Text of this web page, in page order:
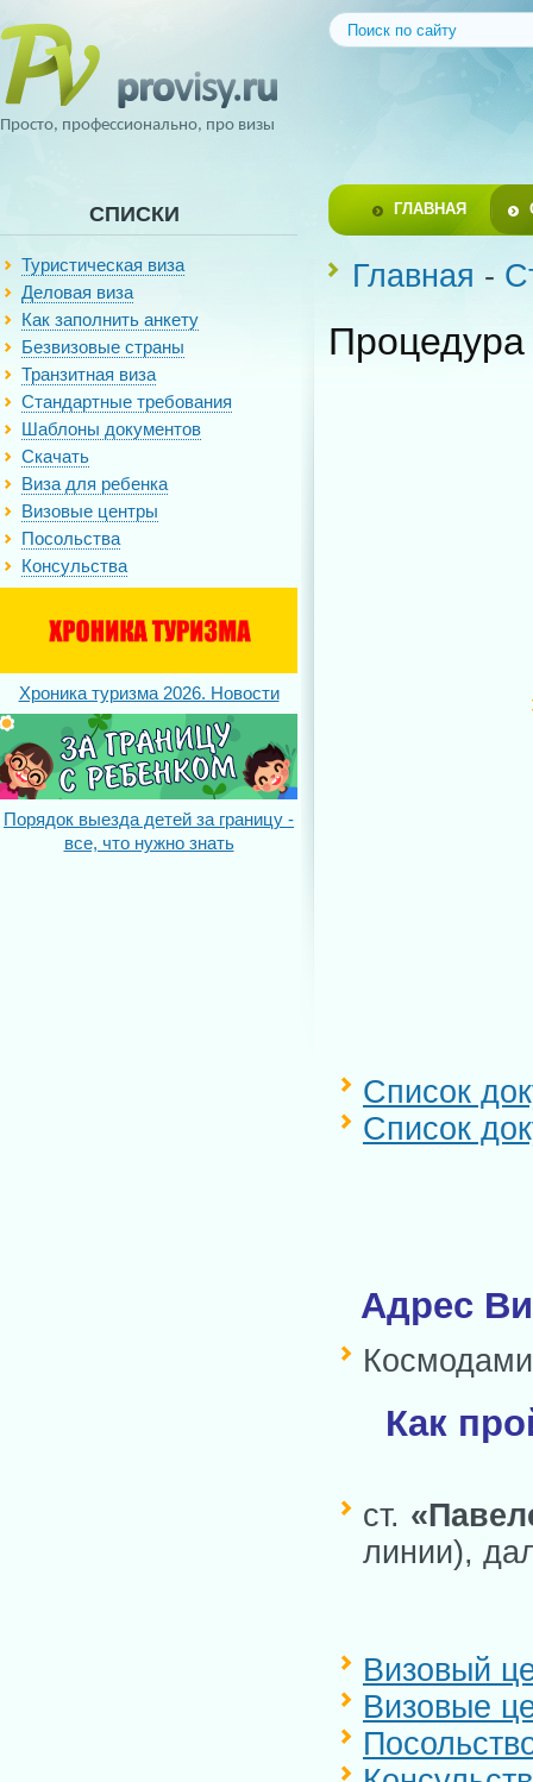
Просто, профессионально, про визы
СПИСКИ
Туристическая виза
Деловая виза
Как заполнить анкету
Безвизовые страны
Транзитная виза
Стандартные требования
Шаблоны документов
Скачать
Виза для ребенка
Визовые центры
Посольства
Консульства
Хроника туризма 2026. Новости
Порядок выезда детей за границу -
все, что нужно знать
ГЛАВНАЯ
Главная -
Список
Список
Адрес
Как
ст.
линии),
Визовый
Визовые